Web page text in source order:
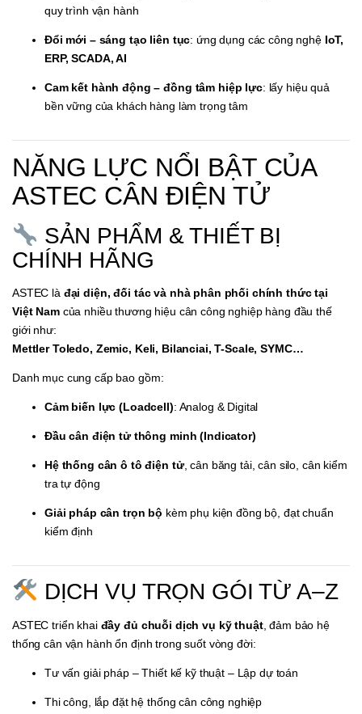
quy trình vận hành
Đổi mới – sáng tạo liên tục: ứng dụng các công nghệ IoT,
ERP, SCADA, AI
Cam kết hành động – đồng tâm hiệp lực: lấy hiệu quả
bền vững của khách hàng làm trọng tâm
NĂNG LỰC NỔI BẬT CỦA
ASTEC CÂN ĐIỆN TỬ
SẢN PHẨM & THIẾT BỊ
CHÍNH HÃNG
ASTEC là đại diện, đối tác và nhà phân phối chính thức tại
Việt Namcủa nhiều thương hiệu cân công nghiệp hàng đầu thế
giới như:
Mettler Toledo, Zemic, Keli, Bilanciai, T-Scale, SYMC…
Danh mục cung cấp bao gồm:
Cảm biến lực (Loadcell): Analog & Digital
Đầu cân điện tử thông minh (Indicator)
Hệ thống cân ô tô điện tử, cân băng tải, cân silo, cân kiểm
tra tự động
Giải pháp cân trọn bộ kèm phụ kiện đồng bộ, đạt chuẩn
kiểm định
DỊCH VỤ TRỌN GÓI TỪ A–Z
ASTEC triển khai đầy đủ chuỗi dịch vụ kỹ thuật, đảm bảo hệ
thống cân vận hành ổn định trong suốt vòng đời:
Tư vấn giải pháp – Thiết kế kỹ thuật – Lập dự toán
Thi công, lắp đặt hệ thống cân công nghiệp